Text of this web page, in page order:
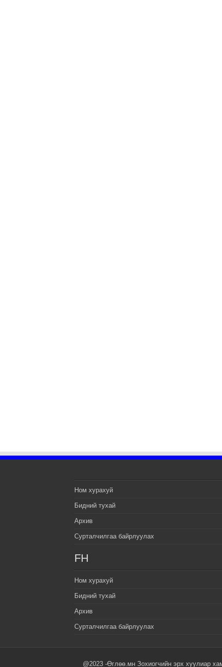
Ном хурахуй
Бидний тухай
Архив
Сурталчилгаа байрлуулах
FH
Ном хурахуй
Бидний тухай
Архив
Сурталчилгаа байрлуулах
@2023 -Өглөө.мн Зохиогчийн эрх хуулиар